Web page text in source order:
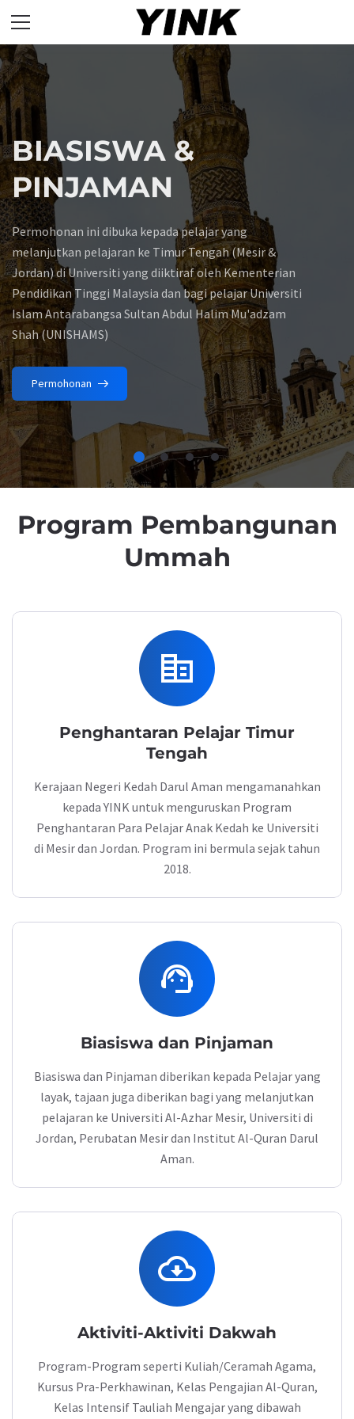
BIASISWA &
PINJAMAN
Permohonan ini dibuka kepada pelajar yang
melanjutkan pelajaran ke Timur Tengah (Mesir &
Jordan) di Universiti yang diiktiraf oleh Kementerian
Pendidikan Tinggi Malaysia dan bagi pelajar Universiti
Islam Antarabangsa Sultan Abdul Halim Mu'adzam
Shah (UNISHAMS)
Permohonan
TAWARAN
USAHASAMA
Tawaran Usahasama bagi Projek Pengusahasilan Kuota
Pembalakan Yayasan Islam Negeri Kedah.
Selanjutnya
PORTAL RASMI
YINK
Yayasan Islam Negeri Kedah atau singkatannya YINK
adalah sebuah organisasi yang mengatur, menambah,
mengelola, mengurus, mentadbir dan mengendalikan
pembangunan ummah dan sumber ekonomi.
YINK Cashless
ATASE KEDAH
TIMUR TENGAH
Yayasan Islam Negeri Kedah atau singkatannya YINK
adalah sebuah organisasi yang mengatur, menambah,
mengelola, mengurus, mentadbir dan mengendalikan
pembangunan ummah dan sumber ekonomi.
Program Pembangunan
Ummah
corporate_fare
Penghantaran Pelajar Timur
Tengah
Kerajaan Negeri Kedah Darul Aman mengamanahkan
kepada YINK untuk menguruskan Program
Penghantaran Para Pelajar Anak Kedah ke Universiti
di Mesir dan Jordan. Program ini bermula sejak tahun
2018.
support_agent
Biasiswa dan Pinjaman
Biasiswa dan Pinjaman diberikan kepada Pelajar yang
layak, tajaan juga diberikan bagi yang melanjutkan
pelajaran ke Universiti Al-Azhar Mesir, Universiti di
Jordan, Perubatan Mesir dan Institut Al-Quran Darul
Aman.
cloud_download
Aktiviti-Aktiviti Dakwah
Program-Program seperti Kuliah/Ceramah Agama,
Kursus Pra-Perkhawinan, Kelas Pengajian Al-Quran,
Kelas Intensif Tauliah Mengajar yang dibawah